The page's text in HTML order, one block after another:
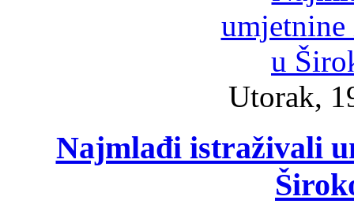
Utorak,
Najmlađi istraživali